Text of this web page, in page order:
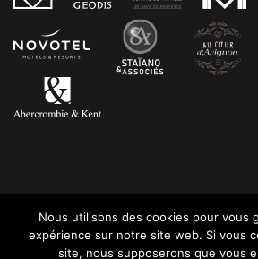
Webdesign : Agence de communication
Confidentialité
Nous utilisons des cookies pour vous
expérience sur notre site web. Si vous
site, nous supposerons que vous